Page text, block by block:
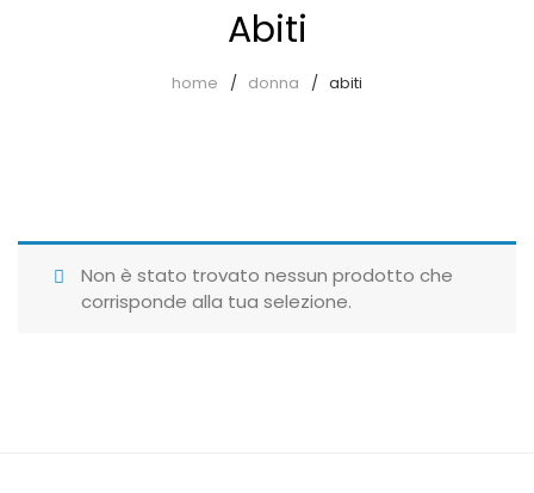
Giubbotti
Abiti
home donna abiti
Non è stato trovato nessun prodotto che
corrisponde alla tua selezione.